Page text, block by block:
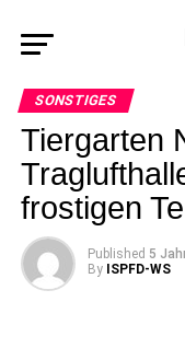
SONSTIGES
Tiergarten
frostigen
Published 5
By ISPFD-WS